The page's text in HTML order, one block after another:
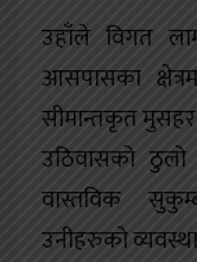
उहाँले विगत
आसपासका
सीमान्तकृत
उठिवासको ठुलो
वास्तविक
उनीहरुको